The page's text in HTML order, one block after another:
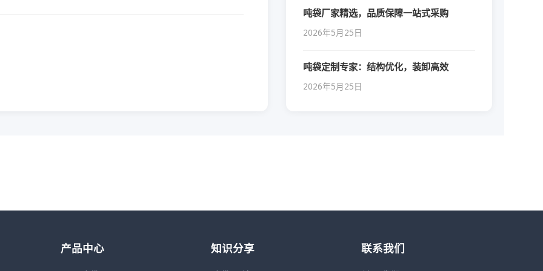
吨袋厂家精选，品质保障一站式采购
2026年5月25日
吨袋定制专家：结构优化，装卸高效
2026年5月25日
产品中心 知识分享 联系我们